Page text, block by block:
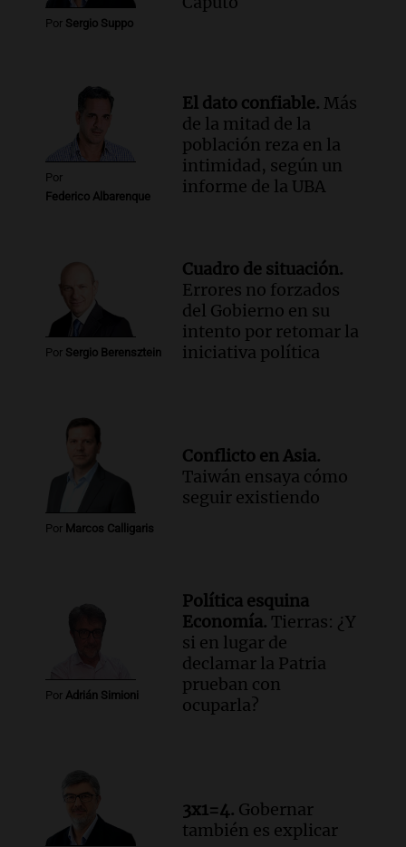
Episodios
Audio.Encuentran cuerpo en el Riacho
kitesurf
Panorama Federal
Episodios
Por Sergio Suppo
Por
Federico Albarenque
El dato confiable. Más
de la mitad de la
población reza en la
intimidad, según un
informe de la UBA
Por Sergio Berensztein
Cuadro de situación.
Errores no forzados
del Gobierno en su
intento por retomar la
iniciativa política
Por Marcos Calligaris
Conflicto en Asia.
Taiwán ensaya cómo
seguir existiendo
Por Adrián Simioni
Política esquina
Economía. Tierras: ¿Y
si en lugar de
declamar la Patria
prueban con
ocuparla?
3x1=4. Gobernar
también es explicar